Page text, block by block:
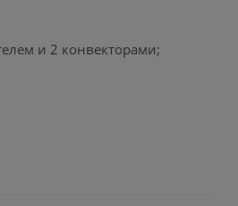
и 2 конвекторами;